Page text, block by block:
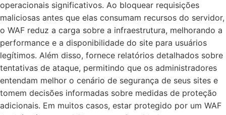
operacionais significativos. Ao bloquear requisições
maliciosas antes que elas consumam recursos do servidor,
o WAF reduz a carga sobre a infraestrutura, melhorando a
performance e a disponibilidade do site para usuários
legítimos. Além disso, fornece relatórios detalhados sobre
tentativas de ataque, permitindo que os administradores
entendam melhor o cenário de segurança de seus sites e
tomem decisões informadas sobre medidas de proteção
adicionais. Em muitos casos, estar protegido por um WAF